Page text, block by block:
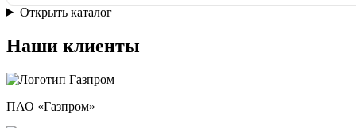
Открыть каталог
Наши клиенты
ПАО «Газпром»